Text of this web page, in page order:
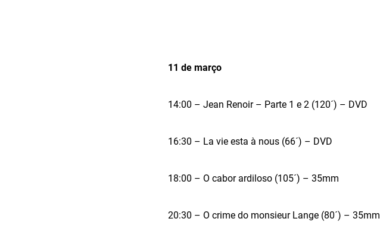
11 de março
14:00 – Jean Renoir – Parte 1 e 2 (120´) – DVD
16:30 – La vie esta à nous (66´) – DVD
18:00 – O cabor ardiloso (105´) – 35mm
20:30 – O crime do monsieur Lange (80´) – 35mm